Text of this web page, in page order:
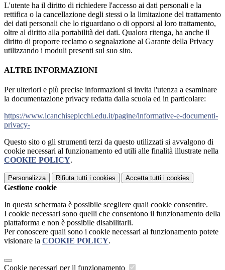
L'utente ha il diritto di richiedere l'accesso ai dati personali e la
rettifica o la cancellazione degli stessi o la limitazione del trattamento
dei dati personali che lo riguardano o di opporsi al loro trattamento,
oltre al diritto alla portabilità dei dati. Qualora ritenga, ha anche il
diritto di proporre reclamo o segnalazione al Garante della Privacy
utilizzando i moduli presenti sul suo sito.
ALTRE INFORMAZIONI
Per ulteriori e più precise informazioni si invita l'utenza a esaminare
la documentazione privacy redatta dalla scuola ed in particolare:
https://www.icanchisepicchi.edu.it/pagine/informative-e-documenti-
privacy-
Questo sito o gli strumenti terzi da questo utilizzati si avvalgono di
cookie necessari al funzionamento ed utili alle finalità illustrate nella
COOKIE POLICY.
Personalizza Rifiuta tutti i cookies Accetta tutti i cookies
Gestione cookie
In questa schermata è possibile scegliere quali cookie consentire.
I cookie necessari sono quelli che consentono il funzionamento della
piattaforma e non è possibile disabilitarli.
Per conoscere quali sono i cookie necessari al funzionamento potete
visionare la COOKIE POLICY.
Cookie necessari per il funzionamento